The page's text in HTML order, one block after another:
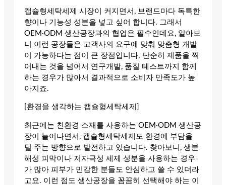
캡슐형세탁세제 시장이 커지면서, 브랜드마다 독특한
향이나 기능성 성분을 넣고 싶어 합니다. 그래서
OEM·ODM 생산공장과의 협업은 필수인데요, 알아보
니 이런 공장들은 고객사의 요구에 맞춰 맞춤형 개발
이 가능하다는 점이 큰 장점입니다. 단순히 제품을 찍
어내는 것을 넘어서 연구개발, 품질 테스트까지 함께
하는 경우가 많아서 결과적으로 소비자 만족도가 높
아지죠.
[환경을 생각하는 캡슐형세탁세제]
최근에는 친환경 소재를 사용하는 OEM·ODM 생산공
장이 늘어나면서, 캡슐형세탁세제도 환경에 부담을
덜 주는 방향으로 발전하고 있습니다. 찾아보니, 생분
해성 피막이나 저자극성 세제 성분을 사용하는 경우
가 많아 피부가 민감한 분들도 안심하고 쓸 수 있더라
고요. 이런 점도 생산공장을 꼼꼼히 선택해야 하는 이